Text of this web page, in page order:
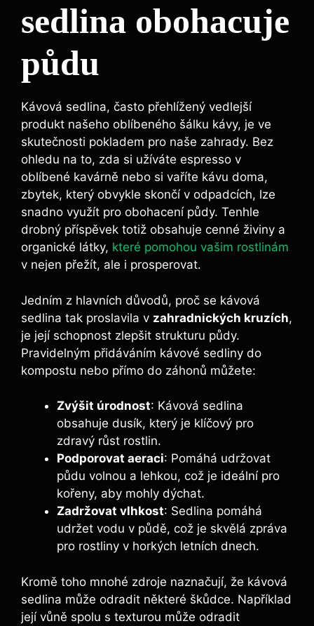
sedlina obohacuje
půdu
Kávová sedlina, často ​přehlížený vedlejší
produkt našeho ⁤oblíbeného šálku kávy, je​ ve
skutečnosti pokladem pro naše zahrady. Bez
ohledu na to, zda si ‌užíváte espresso v
oblíbené kavárně nebo si vaříte kávu doma,
zbytek, který obvykle skončí v odpadcích, lze
snadno využít pro obohacení​ půdy. ⁣Tenhle⁣
drobný příspěvek totiž obsahuje cenné živiny a​
organické látky, které⁤ pomohou vašim rostlinám
v nejen přežít, ale i⁢ prosperovat.
Jedním z hlavních ‍důvodů, proč se kávová
sedlina tak proslavila v zahradnických kruzích,
je její ​schopnost ‍zlepšit strukturu půdy.
Pravidelným přidáváním kávové ⁣sedliny ​do
kompostu nebo přímo do záhonů můžete:
Zvýšit úrodnost: Kávová‍ sedlina
‍obsahuje dusík, který ⁤je klíčový pro
zdravý růst rostlin.
Podporovat aeraci: ‌Pomáhá udržovat
půdu ⁤volnou a ‍lehkou, ⁤což je ideální pro
kořeny, aby mohly dýchat.
Zadržovat vlhkost:⁣ Sedlina pomáhá
udržet vodu v půdě, což‍ je skvělá zpráva
pro rostliny v horkých‌ letních dnech.
Kromě toho ⁤mnohé zdroje⁤ naznačují, že kávová
⁣sedlina​ může​ odradit některé škůdce. Například
její vůně spolu s texturou může odradit